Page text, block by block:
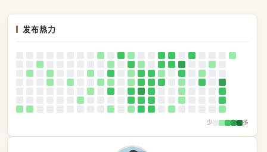
发布热力
少 多